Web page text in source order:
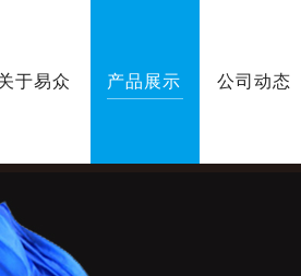
于易众 产品展示 公司动态